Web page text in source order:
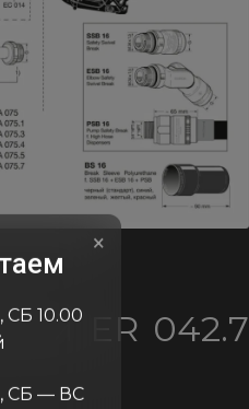
ER 042.7
×
СБ 10.00
СБ — ВС